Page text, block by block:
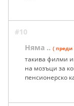
#10
Няма .. ( преди
такива филми
на мозъци за
пенсионерско